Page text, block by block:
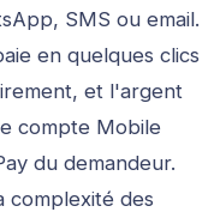
SMS ou email.
en quelques clics
et l'argent
compte Mobile
du demandeur.
complexité des